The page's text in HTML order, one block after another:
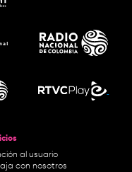
al usuario
con nosotros